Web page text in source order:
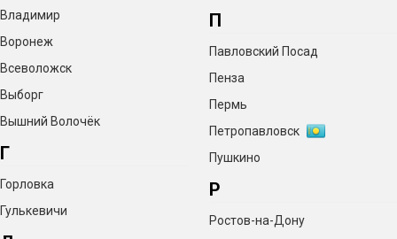
Владимир
Воронеж
Всеволожск
Выборг
Вышний Волочёк
Г
Горловка
Гулькевичи
П
Павловский Посад
Пенза
Пермь
Петропавловск
Пушкино
Р
Ростов-на-Дону